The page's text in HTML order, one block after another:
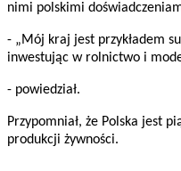
nimi polskimi
- „Mój kraj jest przykładem
inwestując w rolnictwo i
- powiedział.
Przypomniał, że Polska jest
produkcji żywności.